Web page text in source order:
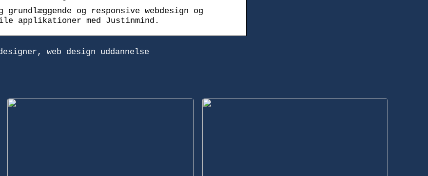
og responsive webdesign og
applikationer med Justinmind.
web design uddannelse